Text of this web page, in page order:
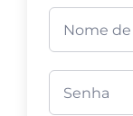
Produtos